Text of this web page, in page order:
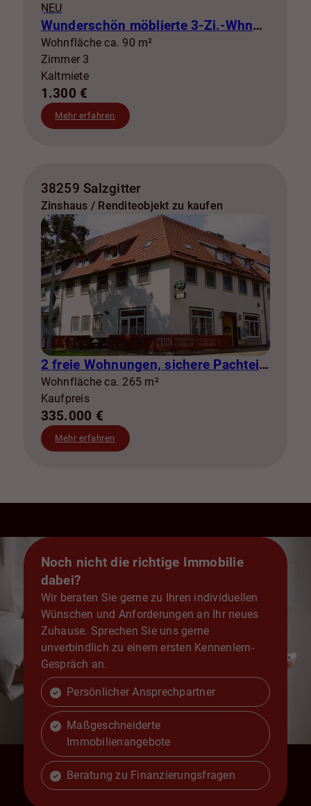
NEU
Wunderschön möblierte 3-Zi.-Whng mit Balkon zur Miete! SZ-Lebenstedt
Wohnfläche ca. 90 m²
Zimmer 3
Kaltmiete
1.300 €
Mehr erfahren
38259 Salzgitter
Zinshaus / Renditeobjekt zu kaufen
2 freie Wohnungen, sichere Pachteinnahmen & eigene Stromerzeugung
Wohnfläche ca. 265 m²
Kaufpreis
335.000 €
Mehr erfahren
Noch nicht die richtige Immobilie
dabei?
Wir beraten Sie gerne zu Ihren individuellen
Wünschen und Anforderungen an Ihr neues
Zuhause. Sprechen Sie uns gerne
unverbindlich zu einem ersten Kennenlern-
Gespräch an.
Persönlicher Ansprechpartner
Maßgeschneiderte
Immobilienangebote
Beratung zu Finanzierungsfragen